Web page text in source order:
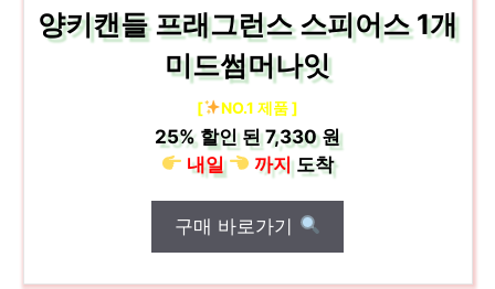
양키캔들 프래그런스 스피어스 1개
미드썸머나잇
[ NO.1 제품 ]
25% 할인 된7,330 원
내일
까지도착
구매 바로가기